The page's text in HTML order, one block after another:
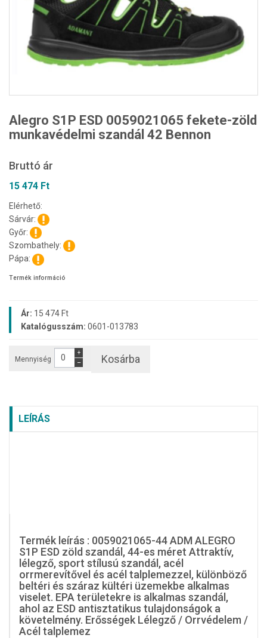
Alegro S1P ESD 0059021065 fekete-zöld
munkavédelmi szandál 42 Bennon
Bruttó ár
15 474 Ft
Elérhető:
Sárvár:
Győr:
Szombathely:
Pápa:
Termék információ
Ár: 15 474 Ft
Katalógusszám: 0601-013783
Mennyiség −
+
Kosárba
LEÍRÁS
Termék leírás : 0059021065-44 ADM ALEGRO
S1P ESD zöld szandál, 44-es méret Attraktív,
lélegző, sport stílusú szandál, acél
orrmerevítővel és acél talplemezzel, különböző
beltéri és száraz kültéri üzemekbe alkalmas
viselet. EPA területekre is alkalmas szandál,
ahol az ESD antisztatikus tulajdonságok a
követelmény. Erősségek Lélegző / Orrvédelem /
Acél talplemez